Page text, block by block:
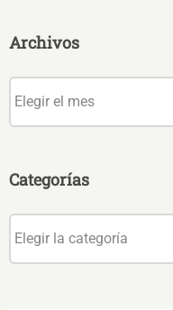
Archivos
Categorías